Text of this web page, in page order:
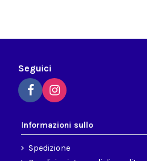
Seguici
Informazioni sullo
Spedizione